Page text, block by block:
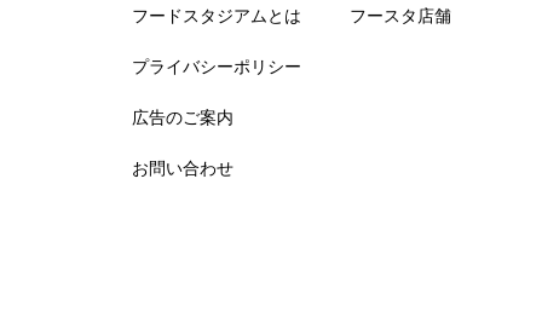
フードスタジアムとは
プライバシーポリシー
広告のご案内
お問い合わせ
フースタ店舗